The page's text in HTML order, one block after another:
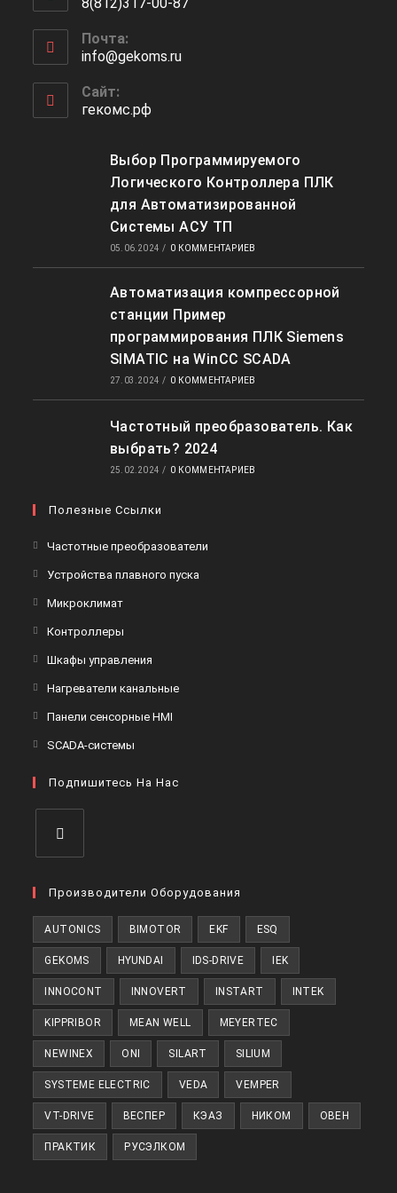
вашем
приложении
в
вашем
приложении
Почта:
info@gekoms.ruОткроется
Сайт:
гекомс.рф
Выбор Программируемого
Логического Контроллера ПЛК
для Автоматизированной
Системы АСУ ТП
05.06.2024 / 0 КОММЕНТАРИЕВ
Автоматизация компрессорной
станции Пример
программирования ПЛК Siemens
SIMATIC на WinCC SCADA
27.03.2024 / 0 КОММЕНТАРИЕВ
Частотный преобразователь. Как
выбрать? 2024
25.02.2024 / 0 КОММЕНТАРИЕВ
Полезные Ссылки
Частотные преобразователи
Устройства плавного пуска
МикроклиматОткроется
вкладке
Контроллеры
вкладке
Шкафы управления
вкладке
Нагреватели канальныеОткроется
Панели сенсорные HMI
вкладке
SCADA-системы
новой
Подпишитесь На Нас
в
вкладке
Производители Оборудования
AUTONICS BIMOTOR EKF ESQ
GEKOMS HYUNDAI IDS-DRIVE IEK
INNOCONT INNOVERT INSTART INTEK
KIPPRIBOR MEAN WELL MEYERTEC
NEWINEX ONI SILART SILIUM
SYSTEME ELECTRIC VEDA VEMPER
VT-DRIVE ВЕСПЕР КЭАЗ НИКОМ ОВЕН
ПРАКТИК РУСЭЛКОМ